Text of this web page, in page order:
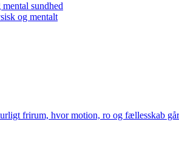
sundhed
og mentalt
frirum, hvor motion, ro og fællesskab